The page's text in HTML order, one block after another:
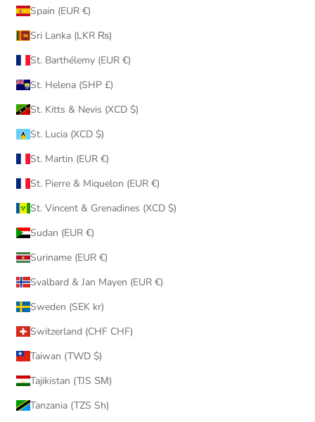
Spain (EUR €)
Sri Lanka (LKR ₨)
St. Barthélemy (EUR €)
St. Helena (SHP £)
St. Kitts & Nevis (XCD $)
St. Lucia (XCD $)
St. Martin (EUR €)
St. Pierre & Miquelon (EUR €)
St. Vincent & Grenadines (XCD $)
Sudan (EUR €)
Suriname (EUR €)
Svalbard & Jan Mayen (EUR €)
Sweden (SEK kr)
Switzerland (CHF CHF)
Taiwan (TWD $)
Tajikistan (TJS ЅМ)
Tanzania (TZS Sh)